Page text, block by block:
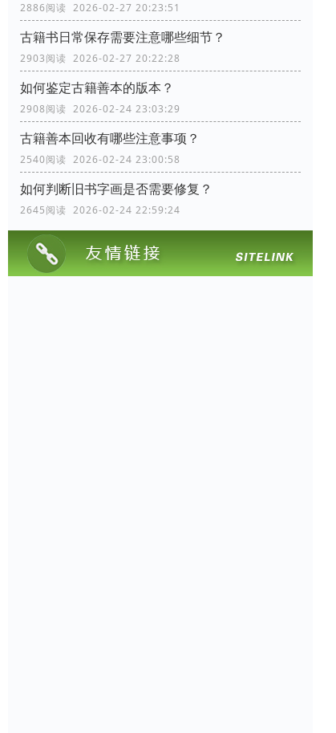
2886阅读 2026-02-27 20:23:51
古籍书日常保存需要注意哪些细节？
2903阅读 2026-02-27 20:22:28
如何鉴定古籍善本的版本？
2908阅读 2026-02-24 23:03:29
古籍善本回收有哪些注意事项？
2540阅读 2026-02-24 23:00:58
如何判断旧书字画是否需要修复？
2645阅读 2026-02-24 22:59:24